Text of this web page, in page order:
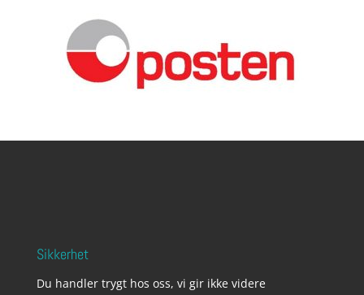
Sikkerhet
Du handler trygt hos oss, vi gir ikke videre